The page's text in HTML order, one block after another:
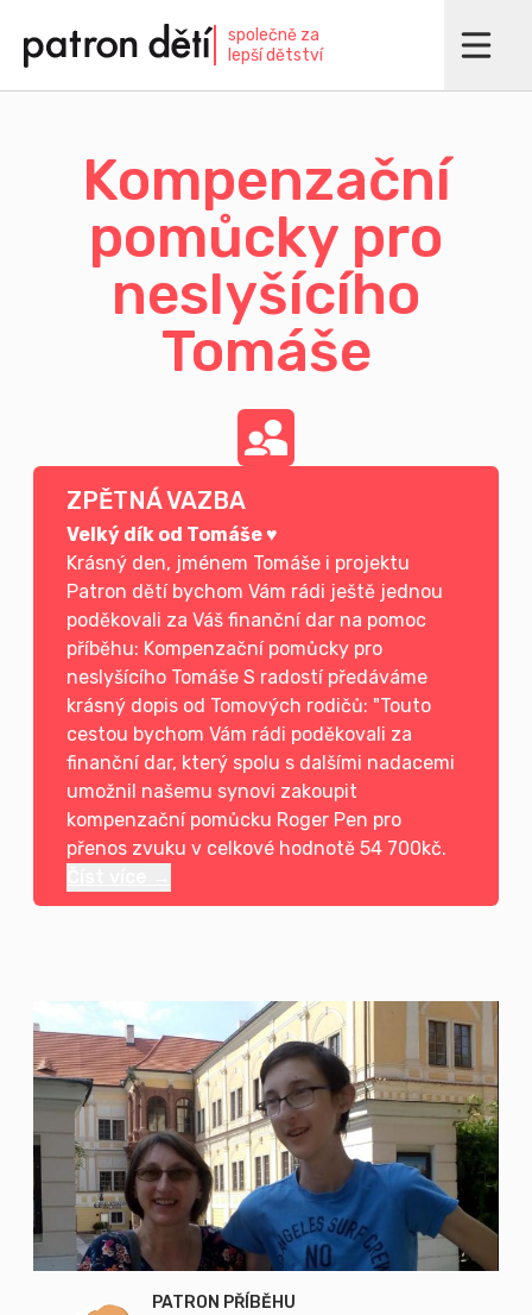
hlavnímu
obsahu
společně za
lepší dětství
Kompenzační
pomůcky pro
neslyšícího
Tomáše
ZPĚTNÁ VAZBA
Velký dík od Tomáše ♥️
Krásný den, jménem Tomáše i projektu
Patron dětí bychom Vám rádi ještě jednou
poděkovali za Váš finanční dar na pomoc
příběhu: Kompenzační pomůcky pro
neslyšícího Tomáše S radostí předáváme
krásný dopis od Tomových rodičů: "Touto
cestou bychom Vám rádi poděkovali za
finanční dar, který spolu s dalšími nadacemi
umožnil našemu synovi zakoupit
kompenzační pomůcku Roger Pen pro
přenos zvuku v celkové hodnotě 54 700kč.
PATRON PŘÍBĚHU